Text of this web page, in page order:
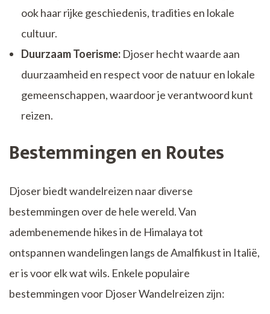
ook haar rijke geschiedenis, tradities en lokale
cultuur.
Duurzaam Toerisme: Djoser hecht waarde aan
duurzaamheid en respect voor de natuur en lokale
gemeenschappen, waardoor je verantwoord kunt
reizen.
Bestemmingen en Routes
Djoser biedt wandelreizen naar diverse
bestemmingen over de hele wereld. Van
adembenemende hikes in de Himalaya tot
ontspannen wandelingen langs de Amalfikust in Italië,
er is voor elk wat wils. Enkele populaire
bestemmingen voor Djoser Wandelreizen zijn: